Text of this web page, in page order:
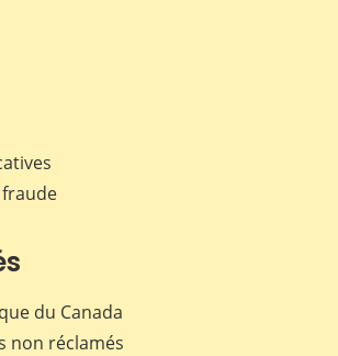
du Canada
non réclamés